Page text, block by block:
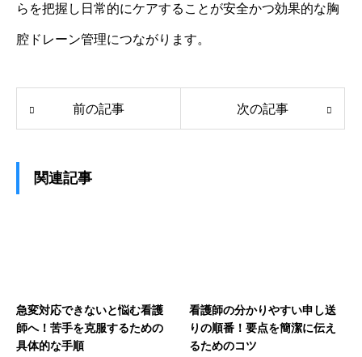
らを把握し日常的にケアすることが安全かつ効果的な胸
腔ドレーン管理につながります。
前の記事 次の記事
関連記事
急変対応できないと悩む看護
師へ！苦手を克服するための
具体的な手順
看護師の分かりやすい申し送
りの順番！要点を簡潔に伝え
るためのコツ